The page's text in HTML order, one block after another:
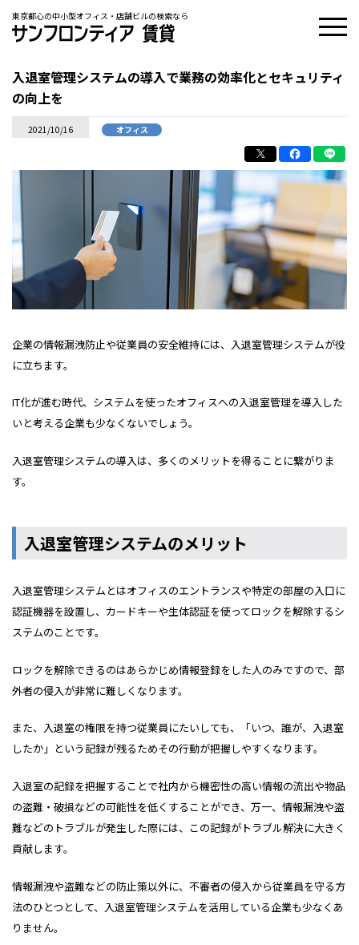
東京都心の中小型オフィス・店舗ビルの検索なら
入退室管理システムの導入で業務の効率化とセキュリティ
の向上を
2021/10/16 オフィス
企業の情報漏洩防止や従業員の安全維持には、入退室管理システムが役
に立ちます。
IT化が進む時代、システムを使ったオフィスへの入退室管理を導入した
いと考える企業も少なくないでしょう。
入退室管理システムの導入は、多くのメリットを得ることに繋がりま
す。
入退室管理システムのメリット
入退室管理システムとはオフィスのエントランスや特定の部屋の入口に
認証機器を設置し、カードキーや生体認証を使ってロックを解除するシ
ステムのことです。
ロックを解除できるのはあらかじめ情報登録をした人のみですので、部
外者の侵入が非常に難しくなります。
また、入退室の権限を持つ従業員にたいしても、「いつ、誰が、入退室
したか」という記録が残るためその行動が把握しやすくなります。
入退室の記録を把握することで社内から機密性の高い情報の流出や物品
の盗難・破損などの可能性を低くすることができ、万一、情報漏洩や盗
難などのトラブルが発生した際には、この記録がトラブル解決に大きく
貢献します。
情報漏洩や盗難などの防止策以外に、不審者の侵入から従業員を守る方
法のひとつとして、入退室管理システムを活用している企業も少なくあ
りません。